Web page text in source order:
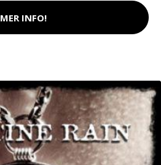
MER INFO!